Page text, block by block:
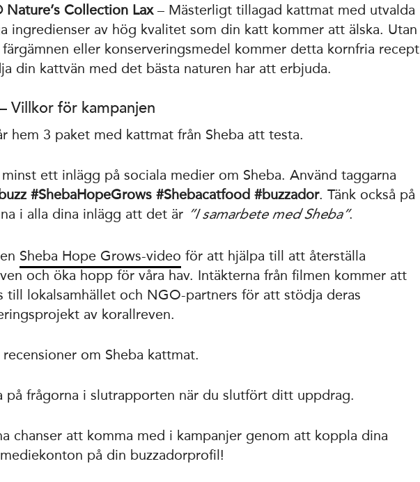
Nature’s Collection Lax– Mästerligt tillagad kattmat med utvalda
ingredienser av hög kvalitet som din katt kommer att älska. Utan
eller konserveringsmedel kommer detta kornfria recept
din kattvän med det bästa naturen har att erbjuda.
Villkor för kampanjen
hem 3 paket med kattmat från Sheba att testa.
ett inlägg på sociala medier om Sheba. Använd taggarna
#ShebaHopeGrows #Shebacatfood #buzzador. Tänk också på
i alla dina inlägg att det är ”I samarbete med Sheba”.
Sheba Hope Grows-video för att hjälpa till att återställa
och öka hopp för våra hav. Intäkterna från filmen kommer att
till lokalsamhället och NGO-partners för att stödja deras
av korallreven.
recensioner om Sheba kattmat.
på frågorna i slutrapporten när du slutfört ditt uppdrag.
chanser att komma med i kampanjer genom att koppla dina
på din buzzadorprofil!